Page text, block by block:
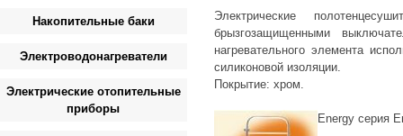
Электрические
брызгозащищенными
нагревательного элемента
силиконовой изоляции.
Покрытие: хром.
Energy серия
Накопительные баки
Электроводонагреватели
Электрические отопительные
приборы